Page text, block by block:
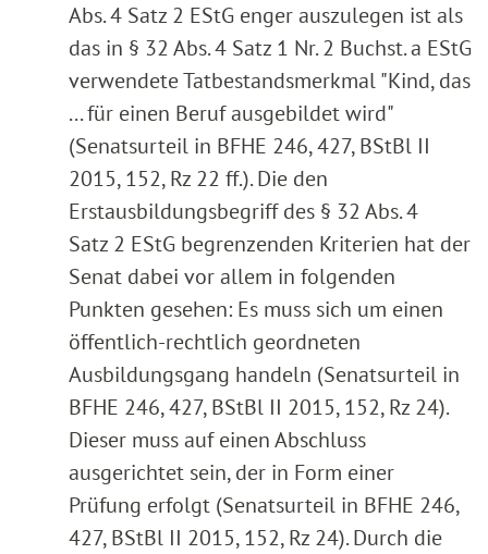
Abs. 4 Satz 2 EStG enger auszulegen ist als
das in § 32 Abs. 4 Satz 1 Nr. 2 Buchst. a EStG
verwendete Tatbestandsmerkmal "Kind, das
... für einen Beruf ausgebildet wird"
(Senatsurteil in BFHE 246, 427, BStBl II
2015, 152, Rz 22 ff.). Die den
Erstausbildungsbegriff des § 32 Abs. 4
Satz 2 EStG begrenzenden Kriterien hat der
Senat dabei vor allem in folgenden
Punkten gesehen: Es muss sich um einen
öffentlich-rechtlich geordneten
Ausbildungsgang handeln (Senatsurteil in
BFHE 246, 427, BStBl II 2015, 152, Rz 24).
Dieser muss auf einen Abschluss
ausgerichtet sein, der in Form einer
Prüfung erfolgt (Senatsurteil in BFHE 246,
427, BStBl II 2015, 152, Rz 24). Durch die